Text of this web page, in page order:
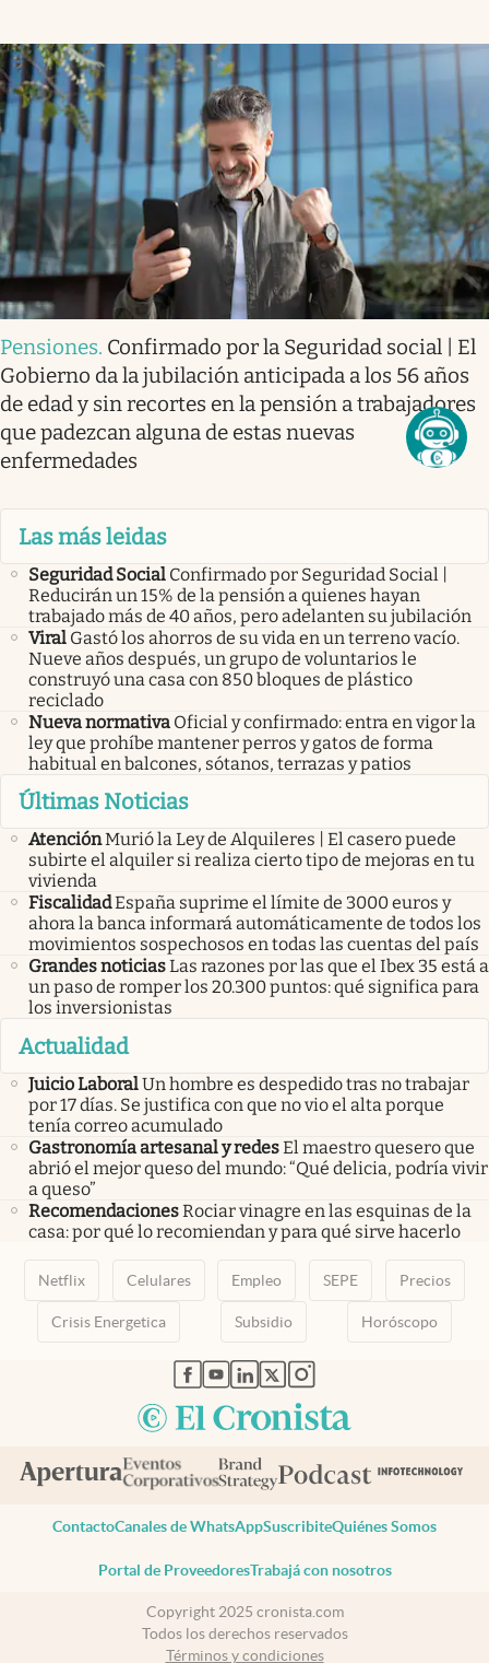
Pensiones. Confirmado por la Seguridad social | El
Gobierno da la jubilación anticipada a los 56 años
de edad y sin recortes en la pensión a trabajadores
que padezcan alguna de estas nuevas
enfermedades
Las más leidas
Seguridad Social Confirmado por Seguridad Social |
Reducirán un 15% de la pensión a quienes hayan
trabajado más de 40 años, pero adelanten su jubilación
Viral Gastó los ahorros de su vida en un terreno vacío.
Nueve años después, un grupo de voluntarios le
construyó una casa con 850 bloques de plástico
reciclado
Nueva normativa Oficial y confirmado: entra en vigor la
ley que prohíbe mantener perros y gatos de forma
habitual en balcones, sótanos, terrazas y patios
Últimas Noticias
AtenciónMurió la Ley de Alquileres | El casero puede
subirte el alquiler si realiza cierto tipo de mejoras en tu
vivienda
FiscalidadEspaña suprime el límite de 3000 euros y
ahora la banca informará automáticamente de todos los
movimientos sospechosos en todas las cuentas del país
Grandes noticiasLas razones por las que el Ibex 35 está a
un paso de romper los 20.300 puntos: qué significa para
los inversionistas
Actualidad
Juicio LaboralUn hombre es despedido tras no trabajar
por 17 días. Se justifica con que no vio el alta porque
tenía correo acumulado
Gastronomía artesanal y redesEl maestro quesero que
abrió el mejor queso del mundo: “Qué delicia, podría vivir
a queso”
RecomendacionesRociar vinagre en las esquinas de la
casa: por qué lo recomiendan y para qué sirve hacerlo
Netflix Celulares Empleo SEPE Precios
Crisis Energetica Subsidio Horóscopo
abre en nueva pestaña
abre en nueva pestaña
abre en nueva pestaña
abre en nueva pestaña
abre en nueva pestaña
ContactoCanales de WhatsAppSuscribiteQuiénes Somos
Portal de ProveedoresTrabajá con nosotros
Copyright 2025 cronista.com
Todos los derechos reservados
Términos y condiciones